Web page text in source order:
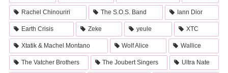
Rachel Chinouriri The S.O.S. Band Iann Dior
Earth Crisis Zeke yeule XTC
Xtatik & Machel Montano Wolf Alice Wallice
The Vatcher Brothers The Joubert Singers Ultra Nate